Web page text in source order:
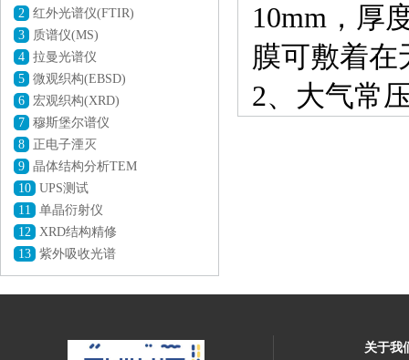
10mm，厚
膜可敷着在
2、大气常
2 红外光谱仪(FTIR)
3
质谱仪(MS)
4 拉曼光谱仪
5 微观织构(EBSD)
6
宏观织构(XRD)
7 穆斯堡尔谱仪
8
正电子湮灭
9 晶体结构分析TEM
10 UPS测试
11
单晶衍射仪
12 XRD结构精修
13 紫外吸收光谱
关于我